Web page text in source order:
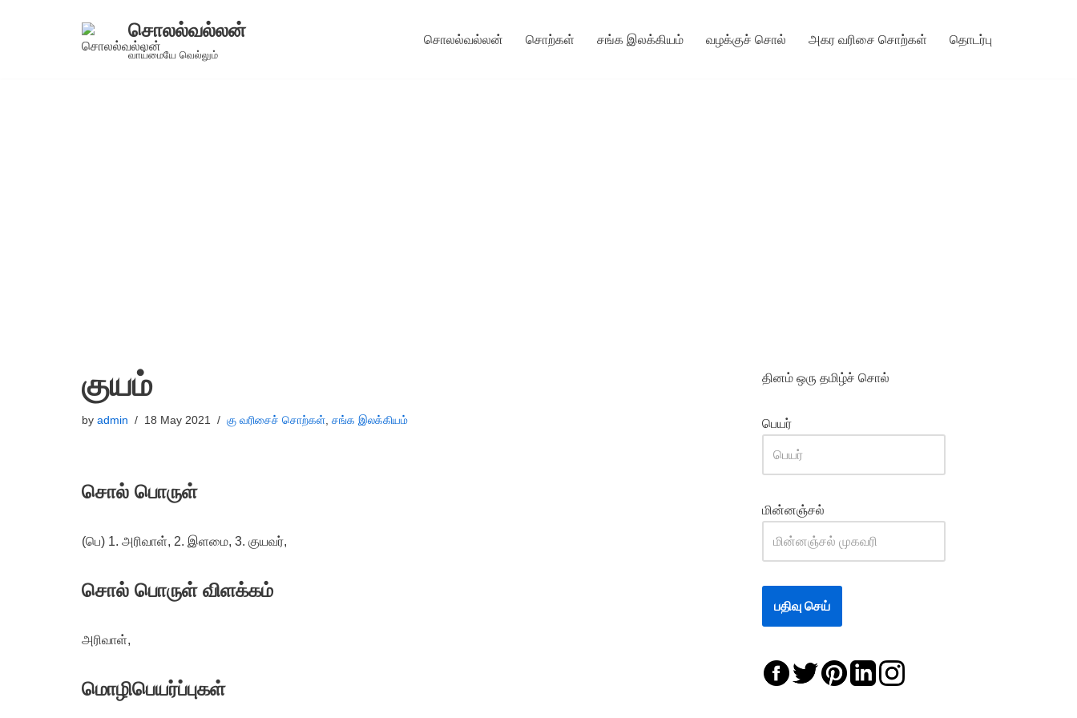
சொலல்வல்லன்
வாய்மையே வெல்லும்
சொலல்வல்லன் சொற்கள் சங்க இலக்கியம் வழக்குச் சொல் அகர வரிசை சொற்கள் தொடர்பு
குயம்
by admin 18 May 2021 கு வரிசைச் சொற்கள் சங்க இலக்கியம்
சொல் பொருள்
(பெ) 1. அரிவாள், 2. இளமை, 3. குயவர்,
சொல் பொருள் விளக்கம்
அரிவாள்,
மொழிபெயர்ப்புகள்
தினம் ஒரு தமிழ்ச் சொல்
பெயர்
மின்னஞ்சல்